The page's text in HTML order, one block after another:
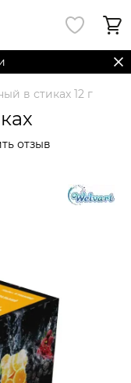
в стиках 12 г
отзыв